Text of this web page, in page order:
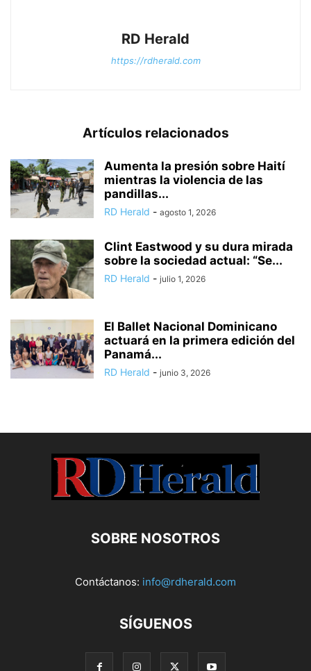
RD Herald
https://rdherald.com
Artículos relacionados
Aumenta la presión sobre Haití
mientras la violencia de las
pandillas...
RD Herald - agosto 1, 2026
Clint Eastwood y su dura mirada
sobre la sociedad actual: “Se...
RD Herald - julio 1, 2026
El Ballet Nacional Dominicano
actuará en la primera edición del
Panamá...
RD Herald - junio 3, 2026
SOBRE NOSOTROS
Contáctanos: info@rdherald.com
SÍGUENOS